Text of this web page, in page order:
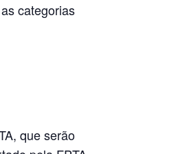
categorias
que serão